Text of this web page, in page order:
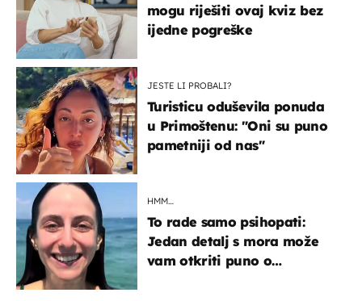
mogu riješiti ovaj kviz bez
ijedne pogreške
JESTE LI PROBALI?
Turisticu oduševila ponuda
u Primoštenu: "Oni su puno
pametniji od nas"
HMM…
To rade samo psihopati:
Jedan detalj s mora može
vam otkriti puno o